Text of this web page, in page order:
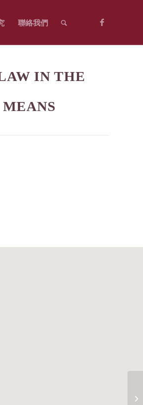
聯絡我們
IN THE